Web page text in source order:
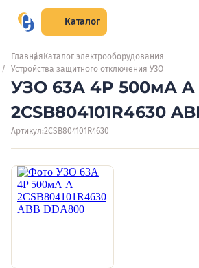
Каталог
Главная Каталог электрооборудования
Устройства защитного отключения УЗО
УЗО 63А 4P 500мА A
2CSB804101R4630
Артикул:2CSB804101R4630